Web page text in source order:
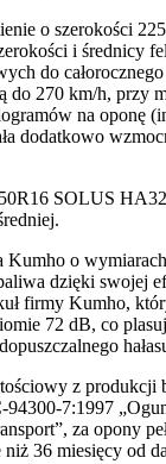
o szerokości
i średnicy
do
do 270 km/h, przy
na oponę
dodatkowo
SOLUS
Kumho o
dzięki swojej
firmy Kumho,
72 dB, co
z produkcji
7:1997
za opony
niż 36 miesięcy od